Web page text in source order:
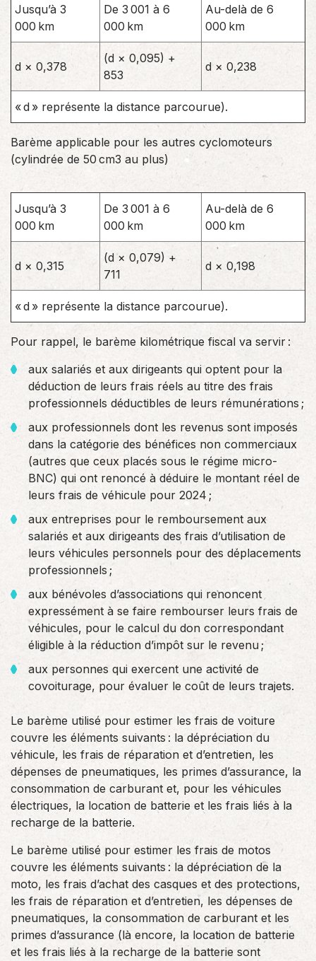
Jusqu’à 3
000 km
De 3 001 à 6
000 km
Au-delà de 6
000 km
d × 0,378
(d × 0,095) +
853
d × 0,238
« d » représente la distance parcourue).
Barème applicable pour les autres cyclomoteurs
(cylindrée de 50 cm3 au plus)
Jusqu’à 3
000 km
De 3 001 à 6
000 km
Au-delà de 6
000 km
d × 0,315
(d × 0,079) +
711
d × 0,198
« d » représente la distance parcourue).
Pour rappel, le barème kilométrique fiscal va servir :
aux salariés et aux dirigeants qui optent pour la
déduction de leurs frais réels au titre des frais
professionnels déductibles de leurs rémunérations ;
aux professionnels dont les revenus sont imposés
dans la catégorie des bénéfices non commerciaux
(autres que ceux placés sous le régime micro-
BNC) qui ont renoncé à déduire le montant réel de
leurs frais de véhicule pour 2024 ;
aux entreprises pour le remboursement aux
salariés et aux dirigeants des frais d’utilisation de
leurs véhicules personnels pour des déplacements
professionnels ;
aux bénévoles d’associations qui renoncent
expressément à se faire rembourser leurs frais de
véhicules, pour le calcul du don correspondant
éligible à la réduction d’impôt sur le revenu ;
aux personnes qui exercent une activité de
covoiturage, pour évaluer le coût de leurs trajets.
Le barème utilisé pour estimer les frais de voiture
couvre les éléments suivants : la dépréciation du
véhicule, les frais de réparation et d’entretien, les
dépenses de pneumatiques, les primes d’assurance, la
consommation de carburant et, pour les véhicules
électriques, la location de batterie et les frais liés à la
recharge de la batterie.
Le barème utilisé pour estimer les frais de motos
couvre les éléments suivants : la dépréciation de la
moto, les frais d’achat des casques et des protections,
les frais de réparation et d’entretien, les dépenses de
pneumatiques, la consommation de carburant et les
primes d’assurance (là encore, la location de batterie
et les frais liés à la recharge de la batterie sont